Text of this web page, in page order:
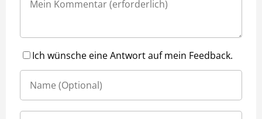
Ich wünsche eine Antwort auf mein Feedback.